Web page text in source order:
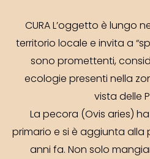
CURA L’oggetto è lungo
territorio locale e invita a
sono promettenti,
ecologie presenti nella
vista delle
La pecora (Ovis aries)
primario e si è aggiunta alla
anni fa. Non solo